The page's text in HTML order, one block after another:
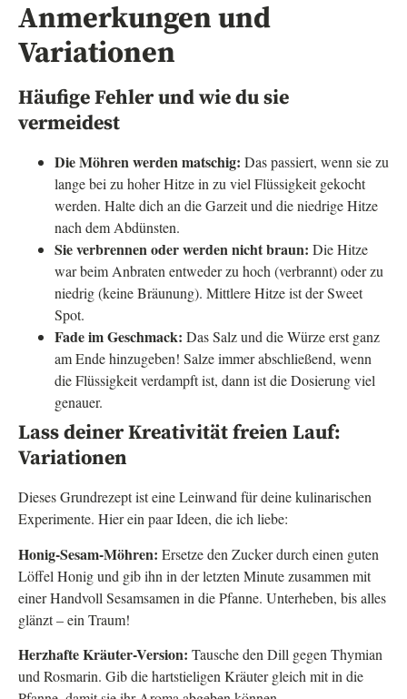
Anmerkungen und
Variationen
Häufige Fehler und wie du sie
vermeidest
Die Möhren werden matschig: Das passiert, wenn sie zu
lange bei zu hoher Hitze in zu viel Flüssigkeit gekocht
werden. Halte dich an die Garzeit und die niedrige Hitze
nach dem Abdünsten.
Sie verbrennen oder werden nicht braun: Die Hitze
war beim Anbraten entweder zu hoch (verbrannt) oder zu
niedrig (keine Bräunung). Mittlere Hitze ist der Sweet
Spot.
Fade im Geschmack: Das Salz und die Würze erst ganz
am Ende hinzugeben! Salze immer abschließend, wenn
die Flüssigkeit verdampft ist, dann ist die Dosierung viel
genauer.
Lass deiner Kreativität freien Lauf:
Variationen
Dieses Grundrezept ist eine Leinwand für deine kulinarischen
Experimente. Hier ein paar Ideen, die ich liebe:
Honig-Sesam-Möhren: Ersetze den Zucker durch einen guten
Löffel Honig und gib ihn in der letzten Minute zusammen mit
einer Handvoll Sesamsamen in die Pfanne. Unterheben, bis alles
glänzt – ein Traum!
Herzhafte Kräuter-Version: Tausche den Dill gegen Thymian
und Rosmarin. Gib die hartstieligen Kräuter gleich mit in die